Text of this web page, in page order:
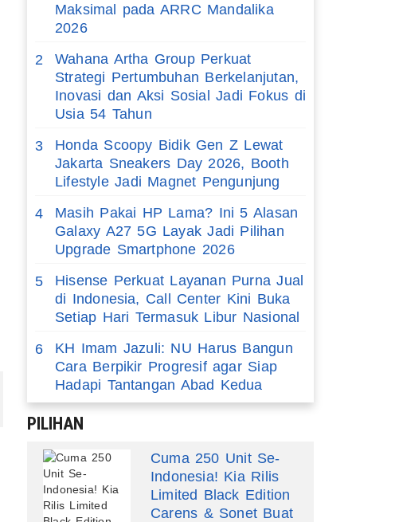
Maksimal pada ARRC Mandalika
2026
2
Wahana Artha Group Perkuat
Strategi Pertumbuhan Berkelanjutan,
Inovasi dan Aksi Sosial Jadi Fokus di
Usia 54 Tahun
3
Honda Scoopy Bidik Gen Z Lewat
Jakarta Sneakers Day 2026, Booth
Lifestyle Jadi Magnet Pengunjung
4
Masih Pakai HP Lama? Ini 5 Alasan
Galaxy A27 5G Layak Jadi Pilihan
Upgrade Smartphone 2026
5
Hisense Perkuat Layanan Purna Jual
di Indonesia, Call Center Kini Buka
Setiap Hari Termasuk Libur Nasional
6
KH Imam Jazuli: NU Harus Bangun
Cara Berpikir Progresif agar Siap
Hadapi Tantangan Abad Kedua
PILIHAN
Cuma 250 Unit Se-
Indonesia! Kia Rilis
Limited Black Edition
Carens & Sonet Buat